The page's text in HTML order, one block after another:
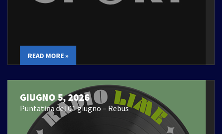
READ MORE »
GIUGNO 5, 2026
Puntatina del 01 giugno – Rebus